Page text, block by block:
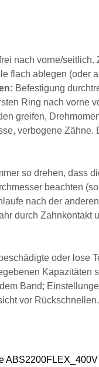
nach vorne/seitlich.
flach ablegen (oder
Befestigung
Ring nach vorne
greifen,
verbogene Zähne.
so drehen, dass
beachten
nach der
durch Zahnkontakt
oder lose
Kapazitäten
Band;
vor Rückschnellen.